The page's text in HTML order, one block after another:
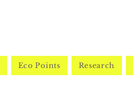
Eco Points Research